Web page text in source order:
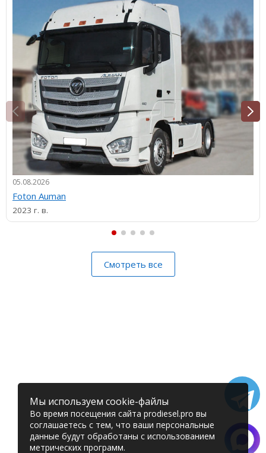
05.08.2026
Foton Auman
2023 г. в.
Смотреть все
Мы используем cookie-файлы
Во время посещения сайта prodiesel.pro вы
соглашаетесь с тем, что ваши персональные
данные будут обработаны с использованием
метрических программ.